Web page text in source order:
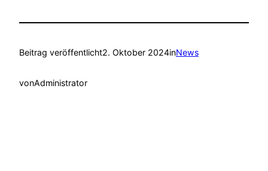
Beitrag veröffentlicht2. Oktober 2024inNews
vonAdministrator